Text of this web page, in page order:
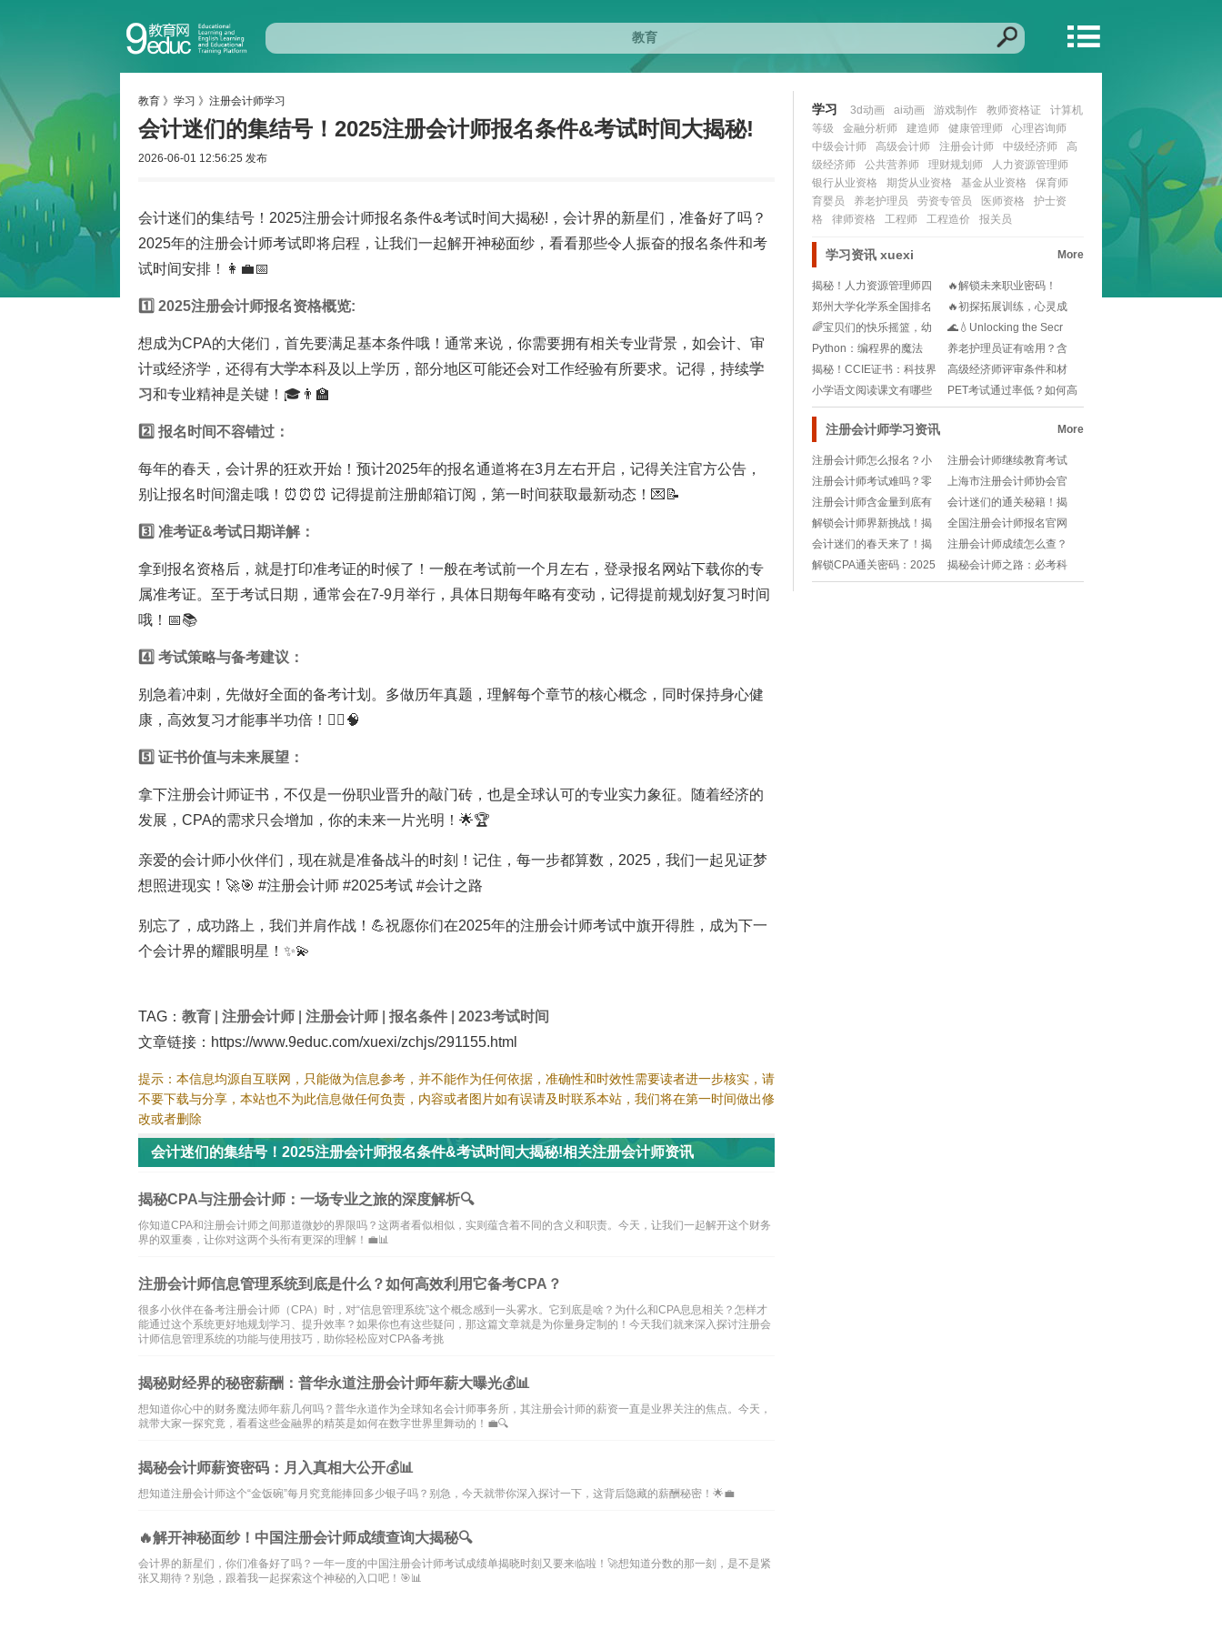
教育 》 学习 》 注册会计师学习
会计迷们的集结号！2025注册会计师报名条件&考试时间大揭秘!
2026-06-01 12:56:25 发布
会计迷们的集结号！2025注册会计师报名条件&考试时间大揭秘!，会计界的新星们，准备好了吗？
2025年的注册会计师考试即将启程，让我们一起解开神秘面纱，看看那些令人振奋的报名条件和考
试时间安排！👩‍💼📅
1️⃣ 2025注册会计师报名资格概览:
想成为CPA的大佬们，首先要满足基本条件哦！通常来说，你需要拥有相关专业背景，如会计、审
计或经济学，还得有大学本科及以上学历，部分地区可能还会对工作经验有所要求。记得，持续学
习和专业精神是关键！🎓👨‍🏫
2️⃣ 报名时间不容错过：
每年的春天，会计界的狂欢开始！预计2025年的报名通道将在3月左右开启，记得关注官方公告，
别让报名时间溜走哦！⏰⏰⏰ 记得提前注册邮箱订阅，第一时间获取最新动态！💌📝
3️⃣ 准考证&考试日期详解：
拿到报名资格后，就是打印准考证的时候了！一般在考试前一个月左右，登录报名网站下载你的专
属准考证。至于考试日期，通常会在7-9月举行，具体日期每年略有变动，记得提前规划好复习时间
哦！📅📚
4️⃣ 考试策略与备考建议：
别急着冲刺，先做好全面的备考计划。多做历年真题，理解每个章节的核心概念，同时保持身心健
康，高效复习才能事半功倍！🏃‍♀️🧠
5️⃣ 证书价值与未来展望：
拿下注册会计师证书，不仅是一份职业晋升的敲门砖，也是全球认可的专业实力象征。随着经济的
发展，CPA的需求只会增加，你的未来一片光明！🌟🏆
亲爱的会计师小伙伴们，现在就是准备战斗的时刻！记住，每一步都算数，2025，我们一起见证梦
想照进现实！🚀🎯 #注册会计师 #2025考试 #会计之路
别忘了，成功路上，我们并肩作战！💪祝愿你们在2025年的注册会计师考试中旗开得胜，成为下一
个会计界的耀眼明星！✨💫
TAG： 教育 注册会计师 注册会计师 报名条件
2023考试时间
文章链接：https://www.9educ.com/xuexi/zchjs/291155.html
提示：本信息均源自互联网，只能做为信息参考，并不能作为任何依据，准确性和时效性需要读者进一步核实，请
不要下载与分享，本站也不为此信息做任何负责，内容或者图片如有误请及时联系本站，我们将在第一时间做出修
改或者删除
会计迷们的集结号！2025注册会计师报名条件&考试时间大揭秘!相关注册会计师资讯
揭秘CPA与注册会计师：一场专业之旅的深度解析🔍
你知道CPA和注册会计师之间那道微妙的界限吗？这两者看似相似，实则蕴含着不同的含义和职责。今天，让我们一起解开这个财务
界的双重奏，让你对这两个头衔有更深的理解！💼📊
注册会计师信息管理系统到底是什么？如何高效利用它备考CPA？
很多小伙伴在备考注册会计师（CPA）时，对“信息管理系统”这个概念感到一头雾水。它到底是啥？为什么和CPA息息相关？怎样才
能通过这个系统更好地规划学习、提升效率？如果你也有这些疑问，那这篇文章就是为你量身定制的！今天我们就来深入探讨注册会
计师信息管理系统的功能与使用技巧，助你轻松应对CPA备考挑
揭秘财经界的秘密薪酬：普华永道注册会计师年薪大曝光💰📊
想知道你心中的财务魔法师年薪几何吗？普华永道作为全球知名会计师事务所，其注册会计师的薪资一直是业界关注的焦点。今天，
就带大家一探究竟，看看这些金融界的精英是如何在数字世界里舞动的！💼🔍
揭秘会计师薪资密码：月入真相大公开💰📊
想知道注册会计师这个“金饭碗”每月究竟能捧回多少银子吗？别急，今天就带你深入探讨一下，这背后隐藏的薪酬秘密！🌟💼
🔥解开神秘面纱！中国注册会计师成绩查询大揭秘🔍
会计界的新星们，你们准备好了吗？一年一度的中国注册会计师考试成绩单揭晓时刻又要来临啦！🚀想知道分数的那一刻，是不是紧
张又期待？别急，跟着我一起探索这个神秘的入口吧！🎯📊
学习 3d动画 ai动画 游戏制作 教师资格证
计算机
等级
金融分析师 建造师 健康管理师
心理咨询师
中级会计师
高级会计师 注册会计师 中级经济师
高
级经济师
公共营养师 理财规划师
人力资源管理师
银行从业资格
期货从业资格 基金从业资格
保育师
育婴员
养老护理员 劳资专管员 医师资格
护士资
格
律师资格 工程师 工程造价 报关员
学习资讯 xuexi More
揭秘！人力资源管理师四
级的入门密码：你需
🔥解锁未来职业密码！
BEC报名资格全解析
郑州大学化学系全国排名
是多少🧐是怎样的实
🔥初探拓展训练，心灵成
长的火花碰撞！🔥
🌈宝贝们的快乐摇篮，幼
儿园的温馨颂歌🎈!
🌊💧Unlocking the Secr
Python：编程界的魔法
棒，解锁无限趣
养老护理员证有啥用？含
金量高不高？就业前
揭秘！CCIE证书：科技界
的璀璨勋章🏆
高级经济师评审条件和材
料有哪些？小白必看
小学语文阅读课文有哪些
🧐有哪些必读经典？
PET考试通过率低？如何高
效备考+一次通
注册会计师学习资讯 More
注册会计师怎么报名？小
白也能一次搞定！
注册会计师继续教育考试
题库哪里找？如何高效备
考？
注册会计师考试难吗？零
基础如何备考+高效通关？
上海市注册会计师协会官
网网址是多少？如何快速
找到相关信息？
注册会计师含金量到底有
多高？考证值不值得？职
场小白必看！
会计迷们的通关秘籍！揭
秘2025注册会计师考试全
攻略🏆📚
解锁会计师界新挑战！揭
秘2025中级注册会计师报
名条件与要求🔍📊
全国注册会计师报名官网
入口在哪？如何快速找到
网址？
会计迷们的春天来了！揭
秘注册会计师报名官网入
口🔍💰
注册会计师成绩怎么查？
有哪些注意事项？
解锁CPA通关密码：2025
注册会计师考试科目最佳
揭秘会计师之路：必考科
目&学习时间线🔍📊